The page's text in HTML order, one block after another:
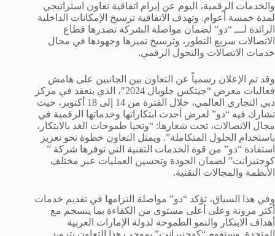
والخدمات الرقمية، اليوم عن إبرام اتفاقية تعاون استراتيجي
لمدة خمسة أعوام. وتهدف الاتفاقية ترسيخ الإمكانات الداخلية
الرائدة لـــ “دو” لضمان مواصلة الشركة تصدرها قطاع
الاتصالات سريع التطور، وترسيخ تميزها وجهودها في مجال
خدمات الاتصالات والتحول الرقمي.
وقد تم الإعلان رسمياً عن التعاون بين الجانبين على هامش
فعاليات معرض “جيتكس جلوبال 2024″، الذي ينعقد في مركز
دبي التجاري العالمي، خلال الفترة من 14 إلى 18 أكتوبر، حيث
تشارك فيه “دو” لعرض أحدث ابتكاراتها وخدماتها الرقمية في
مجال الاتصالات، تحت شعارها: “وتحيا طموحات الغد بالابتكار،
باستخدام الحلول المتكاملة”. ويمثل التعاون خطوة نحو تعزيز
استفادة “دو” من قوة الخدمات التقنية التي توفرها شركة ”
كوجنيزانت” لضمان الجودة وتحسين العمليات عبر مختلف
الأنظمة والمجالات التقنية.
وفي هذا السياق، تؤكد “دو” مواصلة التزامها في تقديم خدمات
أكثر مرونة وعلى أعلى مستوى من الكفاءة بما ينسجم مع
أهداف الابتكار والنمو الطموحة لدولة الإمارات العربية